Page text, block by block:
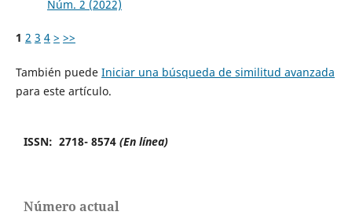
Núm. 2 (2022)
1 2 3 4 > >>
También puede Iniciar una búsqueda de similitud avanzada
para este artículo.
ISSN: 2718- 8574 (En línea)
Número actual